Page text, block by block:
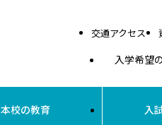
交通アクセス
入学希望
本校の教育 入